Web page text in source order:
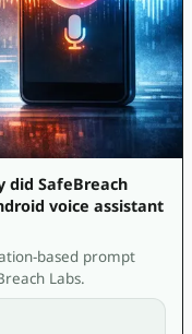
SafeBreach
voice assistant
based prompt
Labs.